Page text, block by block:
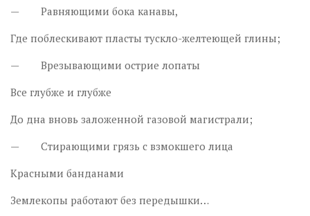
— Равняющими бока канавы,
Где поблескивают пласты тускло-желтеющей глины;
— Врезывающими острие лопаты
Все глубже и глубже
До дна вновь заложенной газовой магистрали;
— Стирающими грязь с взмокшего лица
Красными банданами
Землекопы работают без передышки…